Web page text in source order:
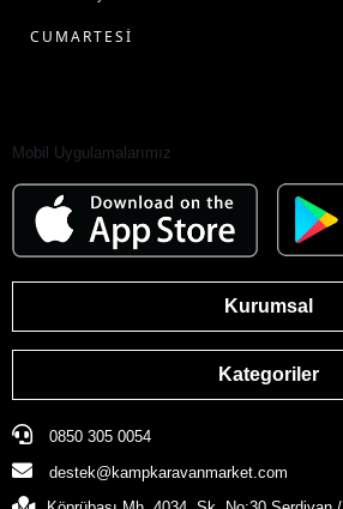
CUMARTESİ
Mobil Uygulamalarımız
Kurumsal
Kategoriler
0850 305 0054
destek@kampkaravanmarket.com